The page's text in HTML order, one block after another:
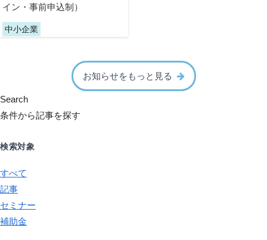
イン・事前申込制）
中小企業
お知らせをもっと見る
Search
条件から記事を探す
検索対象
すべて
記事
セミナー
補助金